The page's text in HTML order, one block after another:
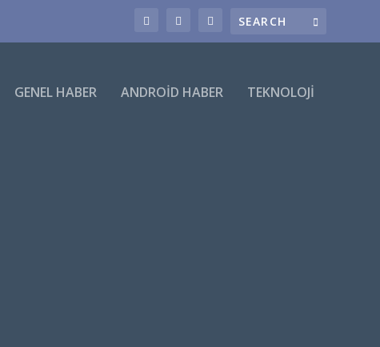
GENEL HABER ANDROID HABER TEKNOLOJI